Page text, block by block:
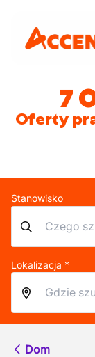
7
Oferty
Stanowisko
Lokalizacja *
Dom